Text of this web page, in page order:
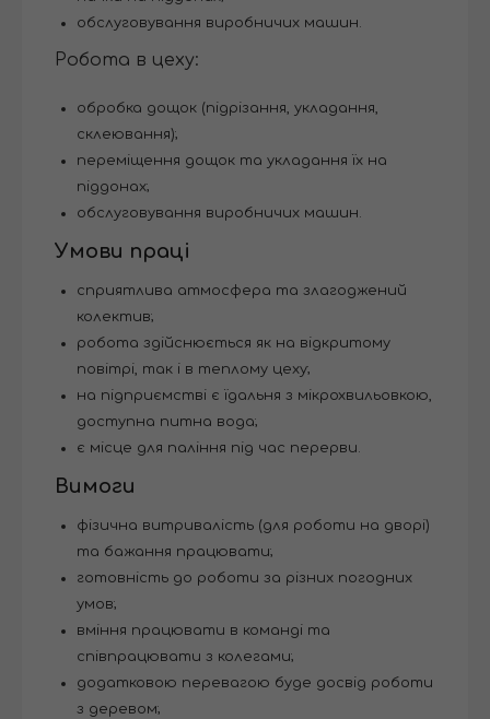
обслуговування виробничих машин.
Робота в цеху:
обробка дощок (підрізання, укладання,
склеювання);
переміщення дощок та укладання їх на
піддонах;
обслуговування виробничих машин.
Умови праці
сприятлива атмосфера та злагоджений
колектив;
робота здійснюється як на відкритому
повітрі, так і в теплому цеху;
на підприємстві є їдальня з мікрохвильовкою,
доступна питна вода;
є місце для паління під час перерви.
Вимоги
фізична витривалість (для роботи на дворі)
та бажання працювати;
готовність до роботи за різних погодних
умов;
вміння працювати в команді та
співпрацювати з колегами;
додатковою перевагою буде досвід роботи
з деревом;